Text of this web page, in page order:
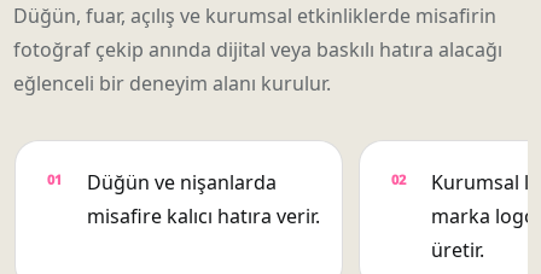
Düğün, fuar, açılış ve kurumsal etkinliklerde misafirin
fotoğraf çekip anında dijital veya baskılı hatıra alacağı
eğlenceli bir deneyim alanı kurulur.
Düğün ve nişanlarda
misafire kalıcı hatıra verir.
Kurumsal
marka
üretir.